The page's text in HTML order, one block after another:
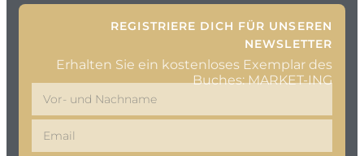
REGISTRIERE DICH FÜR UNSEREN
NEWSLETTER
Erhalten Sie ein kostenloses Exemplar des
Buches: MARKET-ING